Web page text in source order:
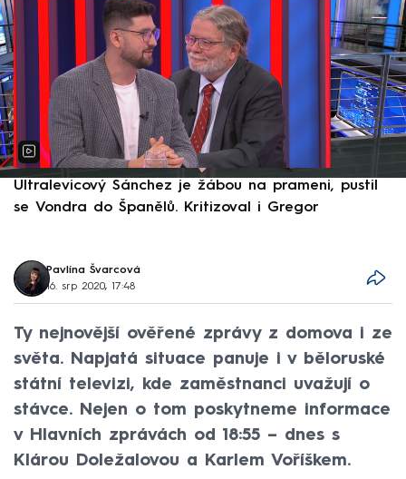
Ultralevicový Sánchez je žábou na prameni, pustil
se Vondra do Španělů. Kritizoval i Gregor
Pavlína Švarcová
16. srp 2020, 17:48
Ty nejnovější ověřené zprávy z domova i ze
světa. Napjatá situace panuje i v běloruské
státní televizi, kde zaměstnanci uvažují o
stávce. Nejen o tom poskytneme informace
v Hlavních zprávách od 18:55 – dnes s
Klárou Doležalovou a Karlem Voříškem.